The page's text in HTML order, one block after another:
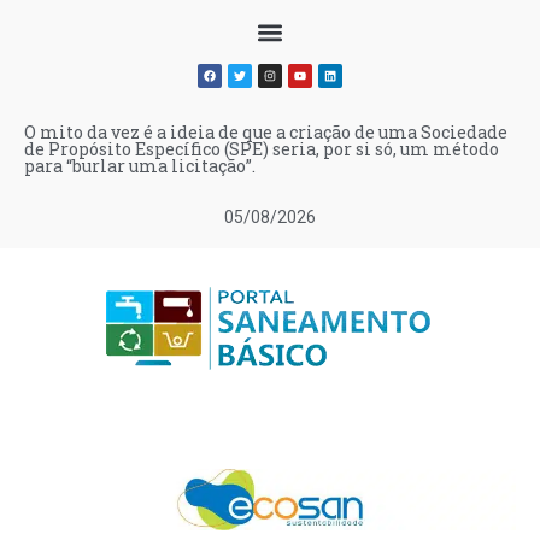
05/08/2026
O mito da vez é a ideia de que a criação de uma Sociedade
de Propósito Específico (SPE) seria, por si só, um método
para “burlar uma licitação”.